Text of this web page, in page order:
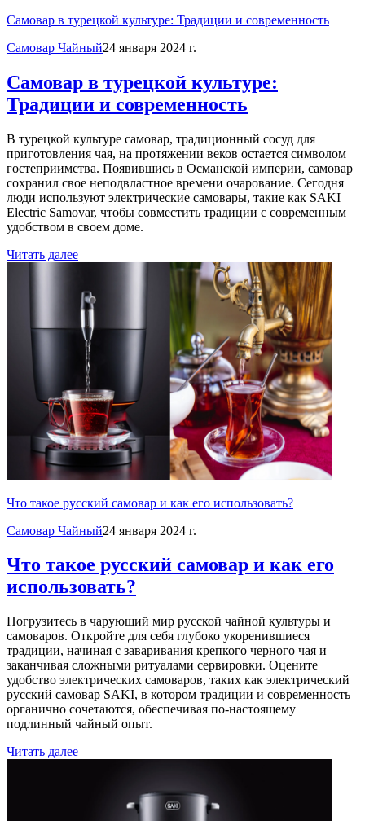
Самовар в турецкой культуре: Традиции и современность
Самовар Чайный24 января 2024 г.
Самовар в турецкой культуре:
Традиции и современность
В турецкой культуре самовар, традиционный сосуд для
приготовления чая, на протяжении веков остается символом
гостеприимства. Появившись в Османской империи, самовар
сохранил свое неподвластное времени очарование. Сегодня
люди используют электрические самовары, такие как SAKI
Electric Samovar, чтобы совместить традиции с современным
удобством в своем доме.
Читать далее
Что такое русский самовар и как его использовать?
Самовар Чайный24 января 2024 г.
Что такое русский самовар и как его
использовать?
Погрузитесь в чарующий мир русской чайной культуры и
самоваров. Откройте для себя глубоко укоренившиеся
традиции, начиная с заваривания крепкого черного чая и
заканчивая сложными ритуалами сервировки. Оцените
удобство электрических самоваров, таких как электрический
русский самовар SAKI, в котором традиции и современность
органично сочетаются, обеспечивая по-настоящему
подлинный чайный опыт.
Читать далее